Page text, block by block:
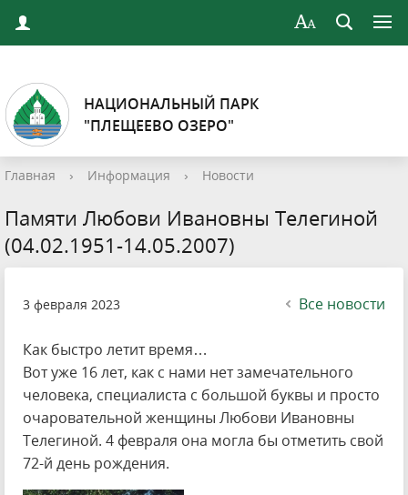
НАЦИОНАЛЬНЫЙ ПАРК
"ПЛЕЩЕЕВО ОЗЕРО"
Главная › Информация › Новости
Памяти Любови Ивановны Телегиной
(04.02.1951-14.05.2007)
3 февраля 2023 Все новости
Как быстро летит время…
Вот уже 16 лет, как с нами нет замечательного
человека, специалиста с большой буквы и просто
очаровательной женщины Любови Ивановны
Телегиной. 4 февраля она могла бы отметить свой
72-й день рождения.